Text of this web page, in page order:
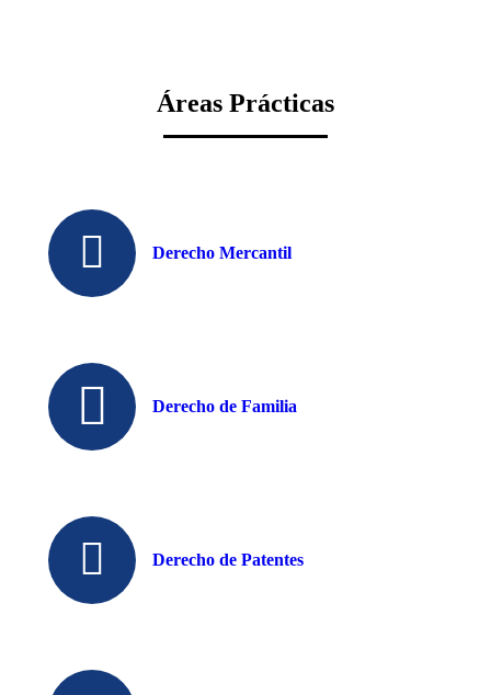
Áreas Prácticas
Derecho Mercantil
Derecho de Familia
Derecho de Patentes